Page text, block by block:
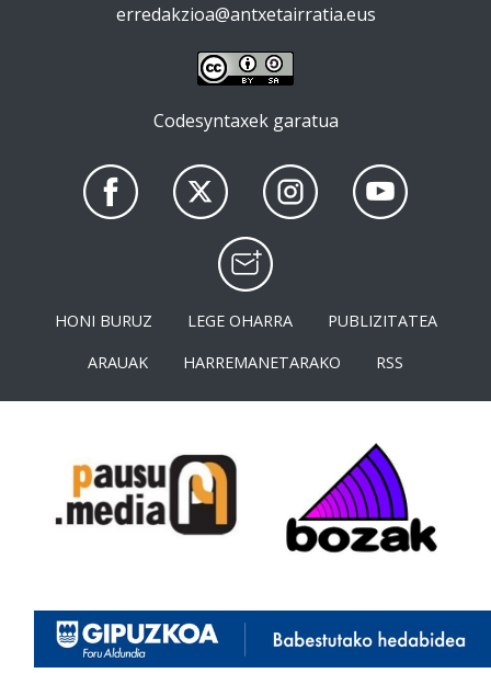
erredakzioa@antxetairratia.eus
Codesyntaxek garatua
HONI BURUZ LEGE OHARRA
PUBLIZITATEA
ARAUAK
HARREMANETARAKO RSS